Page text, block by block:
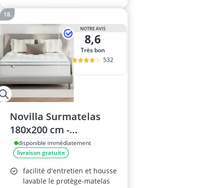
NOTRE AVIS
8,6
Très bon
532
Novilla Surmatelas
180x200 cm -
Microfibre, Poche
profonde 30 cm, Blanc
disponible immédiatement
livraison gratuite
facilité d'entretien et housse
lavable le protège-matelas